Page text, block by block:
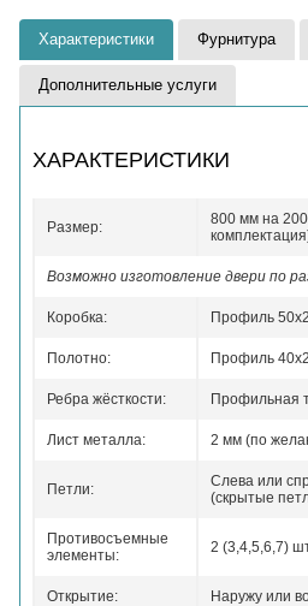
Характеристики Фурнитура
Дополнительные услуги
ХАРАКТЕРИСТИКИ
Размер:
800 мм на
Возможно изготовление двери по
Коробка: Профиль
Полотно: Профиль
Ребра жёсткости: Профильная
Лист металла: 2 мм (по
Петли:
Слева или
(скрытые
Противосъемные
элементы:
2 (3,4,5,6,7)
Открытие: Наружу или